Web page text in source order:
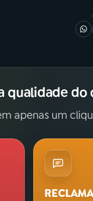
qualidade
apenas um